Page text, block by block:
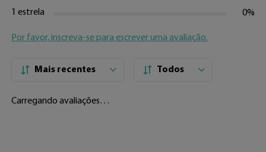
1 estrela
0%
Por favor, inscreva-se para escrever uma avaliação.
Mais recentes Todos
Carregando avaliações…